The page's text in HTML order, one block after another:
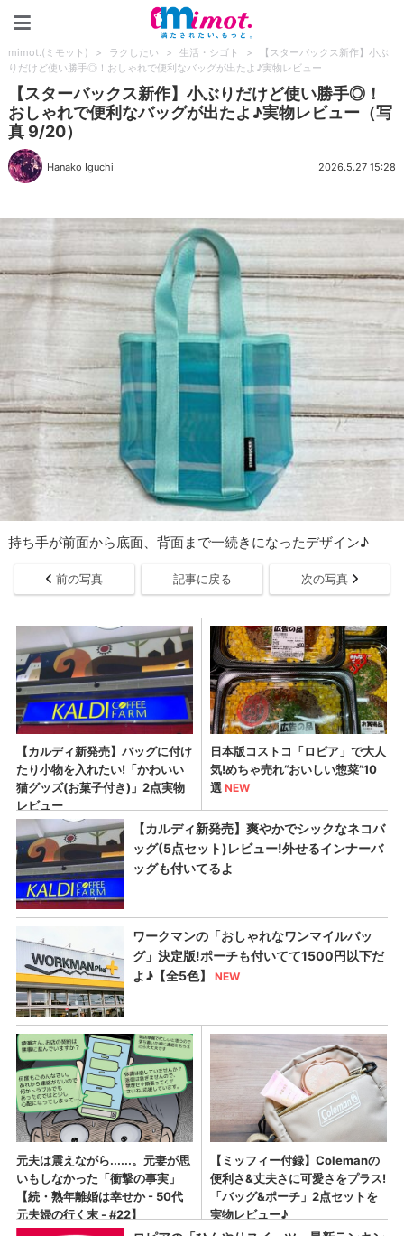
mimot.(ミモット) > ラクしたい > 生活・シゴト >
【スターバックス新作】小ぶ
りだけど使い勝手◎！おしゃれで便利なバッグが出たよ♪実物レビュー
【スターバックス新作】小ぶりだけど使い勝手◎！
おしゃれで便利なバッグが出たよ♪実物レビュー（写
真 9/20）
Hanako Iguchi 2026.5.27 15:28
持ち手が前面から底面、背面まで一続きになったデザイン♪
前の写真 記事に戻る 次の写真